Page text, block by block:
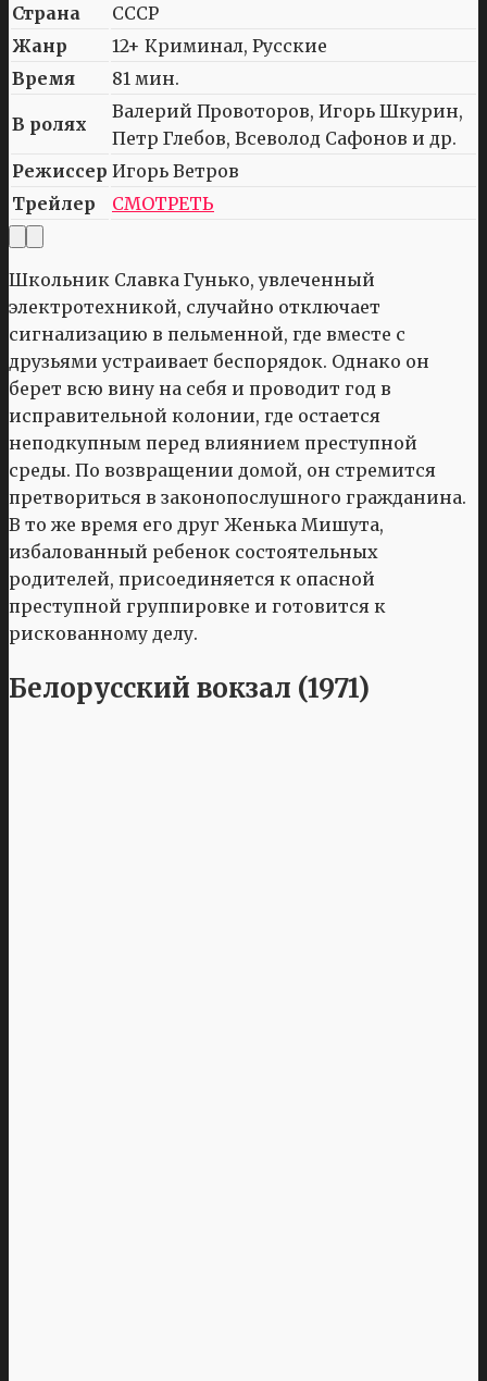
Страна
СССР
Жанр
12+ Криминал, Русские
Время
81 мин.
В ролях
Валерий Провоторов, Игорь Шкурин,
Петр Глебов, Всеволод Сафонов и др.
Режиссер Игорь Ветров
Трейлер
СМОТРЕТЬ
Школьник Славка Гунько, увлеченный
электротехникой, случайно отключает
сигнализацию в пельменной, где вместе с
друзьями устраивает беспорядок. Однако он
берет всю вину на себя и проводит год в
исправительной колонии, где остается
неподкупным перед влиянием преступной
среды. По возвращении домой, он стремится
претвориться в законопослушного гражданина.
В то же время его друг Женька Мишута,
избалованный ребенок состоятельных
родителей, присоединяется к опасной
преступной группировке и готовится к
рискованному делу.
Белорусский вокзал (1971)